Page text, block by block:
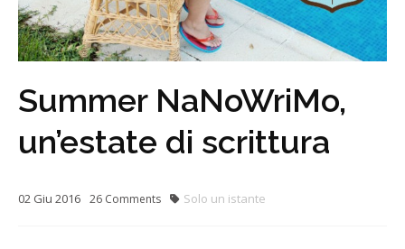
Summer NaNoWriMo,
un’estate di scrittura
02 Giu 2016 26 Comments Solo un istante